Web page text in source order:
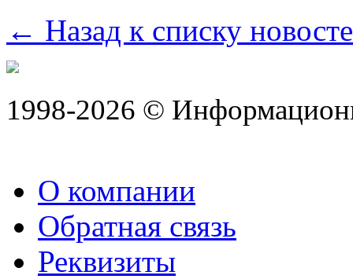
← Назад к списку
1998-2026 ©
О компании
Обратная связь
Реквизиты